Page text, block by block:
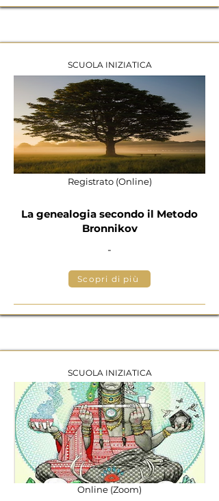
SCUOLA INIZIATICA
Registrato (Online)
La genealogia secondo il Metodo
Bronnikov
-
Scopri di più
SCUOLA INIZIATICA
Online (Zoom)